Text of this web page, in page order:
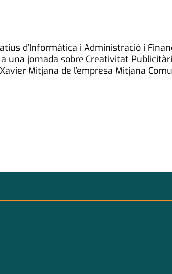
d’Informàtica i Administració i
una jornada sobre Creativitat
Mitjana de l’empresa Mitjana